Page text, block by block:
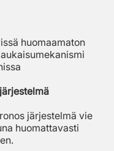
huomaamaton
järjestelmä vie
huomattavasti